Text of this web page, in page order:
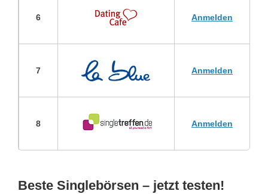
6 Anmelden
7 Anmelden
8 Anmelden
Beste Singlebörsen – jetzt testen!